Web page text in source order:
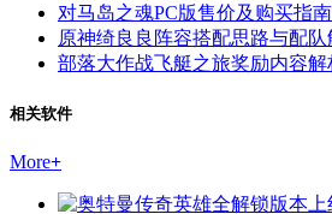
对马岛之魂PC版售价及购买指南
原神绮良良阵容搭配思路与配队
部落大作战飞艇之旅奖励内容解
相关软件
More+